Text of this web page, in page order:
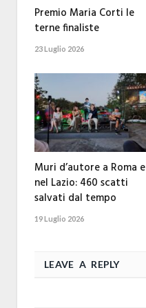
Premio Maria Corti le
terne finaliste
23 Luglio 2026
Muri d’autore a Roma e
nel Lazio: 460 scatti
salvati dal tempo
19 Luglio 2026
LEAVE A REPLY